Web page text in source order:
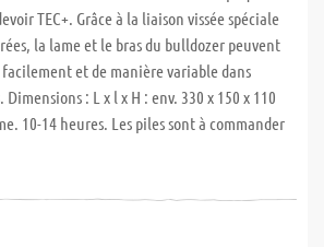
TEC+. Grâce à la liaison vissée spéciale
la lame et le bras du bulldozer peuvent
et de manière variable dans
: L x l x H : env. 330 x 150 x 110
10-14 heures. Les piles sont à commander